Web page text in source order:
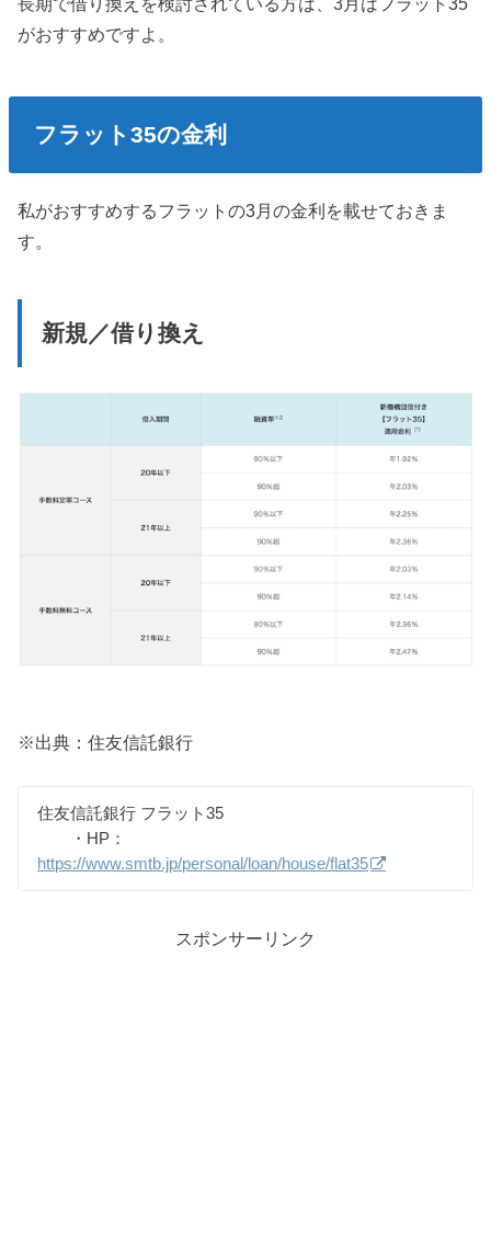
がおすすめですよ。
フラット35の金利
私がおすすめするフラットの3月の金利を載せておきま
す。
新規／借り換え
※出典：住友信託銀行
住友信託銀行 フラット35
・HP：
https://www.smtb.jp/personal/loan/house/flat35
スポンサーリンク